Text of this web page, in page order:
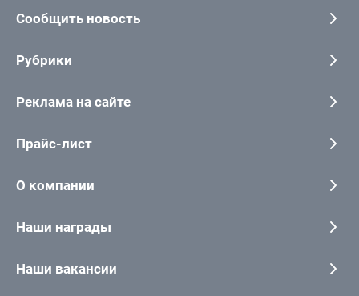
Сообщить новость
Рубрики
Реклама на сайте
Прайс-лист
О компании
Наши награды
Наши вакансии